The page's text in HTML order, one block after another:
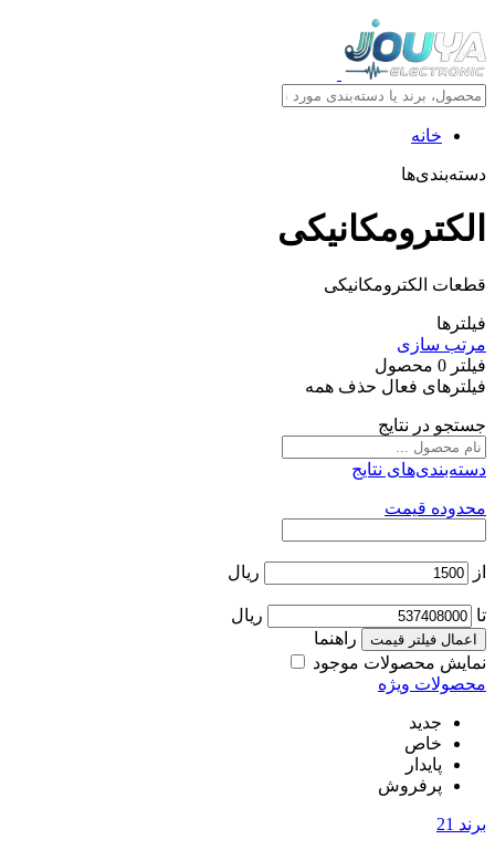
خانه
دسته‌بندی‌ها
الکترومکانیکی
قطعات الکترومکانیکی
فیلترها
مرتب سازی
فیلتر 0 محصول
فیلترهای فعال حذف همه
جستجو در نتایج
دسته‌بندی‌های نتایج
محدوده قیمت
از ریال
تا ریال
اعمال فیلتر قیمت
راهنما
نمایش محصولات موجود
محصولات ویژه
جدید
خاص
پایدار
پرفروش
برند 21